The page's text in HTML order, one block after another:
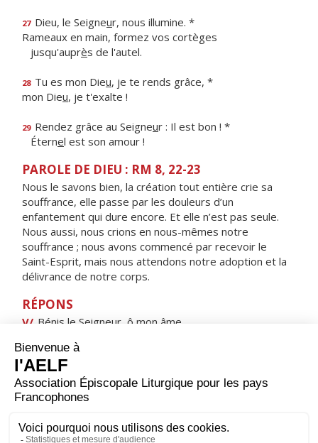
27 Dieu, le Seigneur, nous illumine. *
Rameaux en main, formez vos cortèges
jusqu'auprès de l'autel.
28 Tu es mon Dieu, je te rends grâce, *
mon Dieu, je t'exalte !
29 Rendez grâce au Seigneur : Il est bon ! *
Éternel est son amour !
PAROLE DE DIEU : RM 8, 22-23
Nous le savons bien, la création tout entière crie sa
souffrance, elle passe par les douleurs d’un
enfantement qui dure encore. Et elle n’est pas seule.
Nous aussi, nous crions en nous-mêmes notre
souffrance ; nous avons commencé par recevoir le
Saint-Esprit, mais nous attendons notre adoption et la
délivrance de notre corps.
RÉPONS
V/ Bénis le Seigneur, ô mon âme,
ORAISON
Dieu qui as envoyé ton Fils pour nous sauver et pour
faire de nous tes enfants d'adoption, regarde avec
croyons au Christ, accorde-nous la vraie liberté et la vie